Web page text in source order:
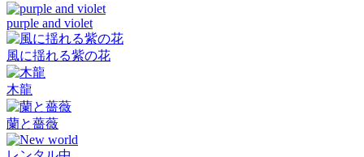
purple and violet
風に揺れる紫の花
木龍
蘭と薔薇